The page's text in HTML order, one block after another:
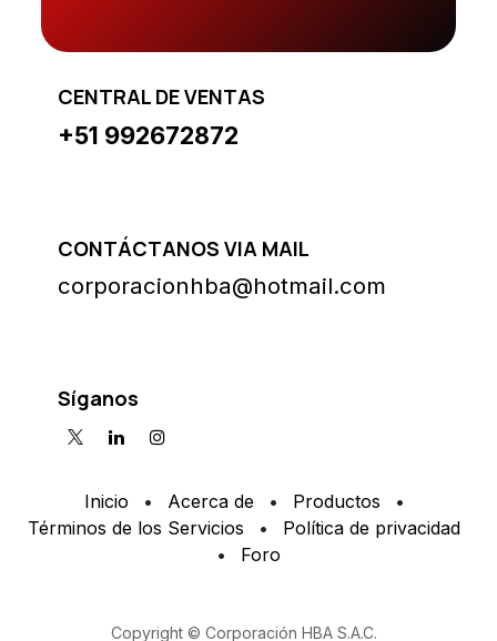
CENTRAL DE VENTAS
+51 992672872
CONTÁCTANOS VIA MAIL
corporacionhba@hotmail.com
Síganos
Inicio • Acerca de • Productos
•
Términos de los Servicios
•
Política de privacidad
•
Foro
Copyright © Corporación HBA S.A.C.